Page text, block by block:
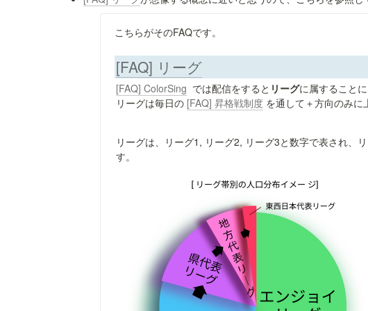
こちらがそのFAQです。
[FAQ] リーグ
[FAQ] ColorSing では配信をすると リーグに属することに
リーグは毎日の [FAQ] 昇格戦制度 を通して＋方向のみに
リーグは、リーグ1, リーグ2, リーグ3と数字で表され、
す。